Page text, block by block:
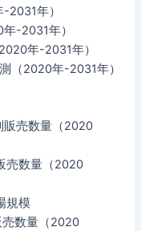
2031年）
-2031年）
年-2031年）
（2020年-2031年）
販売数量（2020
売数量（2020
規模
売数量（2020